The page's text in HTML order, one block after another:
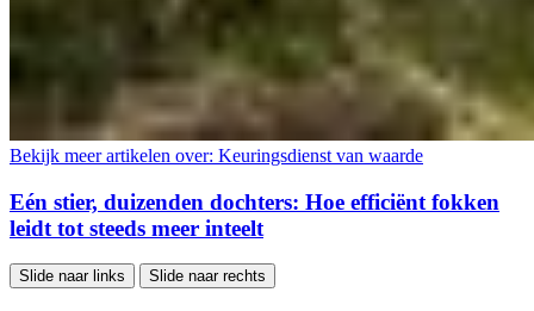
Bekijk meer artikelen over: Keuringsdienst van waarde
Eén stier, duizenden dochters: Hoe efficiënt fokken
leidt tot steeds meer inteelt
Slide naar links Slide naar rechts